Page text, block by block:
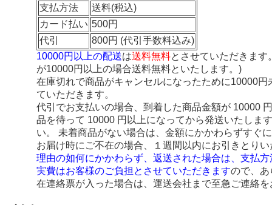
支払方法
送料(税込)
カード払い 500円
代引
800円 (代引手数料込み)
10000円以上の配送は送料無料とさせていただきま
が10000円以上の場合送料無料といたします。)
在庫切れで商品がキャンセルになったために10000
ていただきます。
代引でお支払いの場合、到着した商品金額が 10000
品を待って 10000 円以上になってから発送いたしま
い。 未着商品がない場合は、金額にかかわらずすぐ
お届け時にご不在の場合、１週間以内にお引きとり
理由の如何にかかわらず、返送された場合は、支払
実費はお客様のご負担とさせていただきますので、あ
在連絡票が入った場合は、運送会社まで至急ご連絡